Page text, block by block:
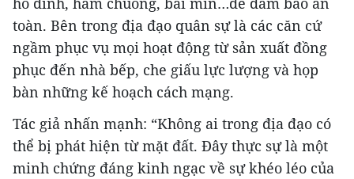
toàn. Bên trong địa đạo quân sự là các căn cứ
ngầm phục vụ mọi hoạt động từ sản xuất đồng
phục đến nhà bếp, che giấu lực lượng và họp
bàn những kế hoạch cách mạng.
Tác giả nhấn mạnh: “Không ai trong địa đạo có
thể bị phát hiện từ mặt đất. Đây thực sự là một
minh chứng đáng kinh ngạc về sự khéo léo của